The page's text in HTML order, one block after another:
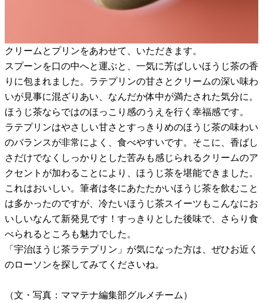
クリームとプリンをあわせて、いただきます。
スプーンを口の中へと運ぶと、一気に芳ばしいほうじ茶の香
りに包まれました。ラテプリンの甘さとクリームの深い味わ
いが見事に混ざりあい、なんだか体中が満たされた気分に。
ほうじ茶ならではのほっこり感のうえを行く幸福感です。
ラテプリンはやさしい甘さとすっきりめのほうじ茶の味わい
のバランスが非常によく、食べやすいです。そこに、香ばし
さだけでなくしっかりとした苦みも感じられるクリームのア
クセントが加わることにより、ほうじ茶を堪能できました。
これはおいしい。筆者は冬にあたたかいほうじ茶を飲むこと
は多かったのですが、冷たいほうじ茶スイーツもこんなにお
いしいなんて新発見です！すっきりとした後味で、さらり食
べられるところも魅力でした。
「宇治ほうじ茶ラテプリン」が気になった方は、ぜひお近く
のローソンを探してみてくださいね。
（文・写真：ママテナ編集部グルメチーム）